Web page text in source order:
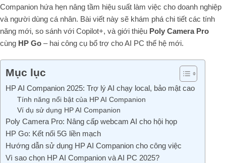
Companion hứa hẹn nâng tầm hiệu suất làm việc cho doanh nghiệp
và người dùng cá nhân. Bài viết này sẽ khám phá chi tiết các tính
năng mới, so sánh với Copilot+, và giới thiệu Poly Camera Pro
cùng HP Go – hai công cụ bổ trợ cho AI PC thế hệ mới.
Mục lục
HP AI Companion 2025: Trợ lý AI chạy local, bảo mật cao
Tính năng nổi bật của HP AI Companion
Ví dụ sử dụng HP AI Companion
Poly Camera Pro: Nâng cấp webcam AI cho hội họp
HP Go: Kết nối 5G liền mạch
Hướng dẫn sử dụng HP AI Companion cho công việc
Vì sao chọn HP AI Companion và AI PC 2025?